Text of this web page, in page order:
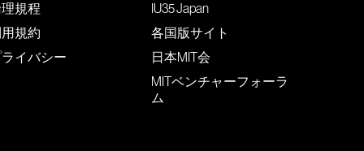
規程
規約
イバシー
IU35 Japan
各国版サイト
日本MIT会
MITベンチャーフォーラ
ム